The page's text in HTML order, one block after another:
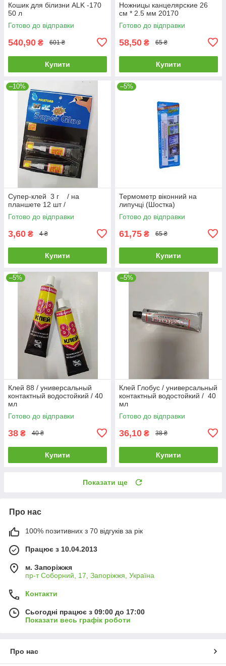
Кошик для білизни ALK -170
50 л
Готово до відправки
540,90 ₴ 601 ₴
Купити
Ножницы канцелярские 26
см * 2.5 мм 20170
Готово до відправки
58,50 ₴ 65 ₴
Купити
–10%
Супер-клей 3 г / на
планшете 12 шт /
Готово до відправки
3,60 ₴ 4 ₴
Купити
–5%
Термометр віконний на
липучці (Шостка)
Готово до відправки
61,75 ₴ 65 ₴
Купити
–5%
Клей 88 / универсальный
контактный водостойкий / 40
мл
Готово до відправки
38 ₴ 40 ₴
Купити
–5%
Клей Глобус / универсальный
контактный водостойкий / 40
мл
Готово до відправки
36,10 ₴ 38 ₴
Купити
Показати ще
Про нас
100% позитивних з 70 відгуків за рік
Працює з 10.04.2013
м. Запоріжжя
пр-т Соборний, 17, Запоріжжя, Україна
Контакти
Сьогодні працює з 09:00 до 17:00
Показати весь графік роботи
Про нас